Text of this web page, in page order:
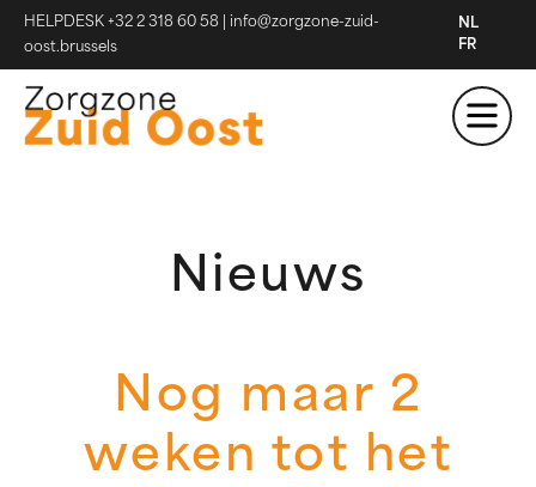
HELPDESK +32 2 318 60 58
info@zorgzone-zuid-
oost.brussels
NL
FR
Nieuws
Nog maar 2
weken tot het